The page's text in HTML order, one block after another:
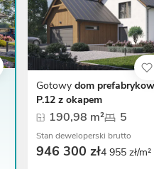
Gotowy dom
P.12 z okapem
190,98 m² 5
Stan deweloperski brutto
946 300 zł4 955 zł/m²